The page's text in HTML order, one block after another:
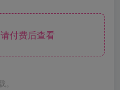
付费后查看